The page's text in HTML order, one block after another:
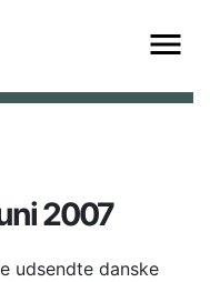
2007
udsendte danske